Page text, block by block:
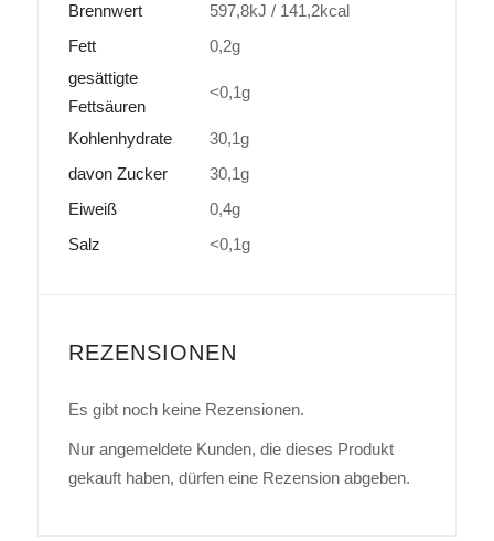
Brennwert
597,8kJ / 141,2kcal
Fett
0,2g
gesättigte
Fettsäuren
<0,1g
Kohlenhydrate
30,1g
davon Zucker
30,1g
Eiweiß
0,4g
Salz
<0,1g
REZENSIONEN
Es gibt noch keine Rezensionen.
Nur angemeldete Kunden, die dieses Produkt
gekauft haben, dürfen eine Rezension abgeben.